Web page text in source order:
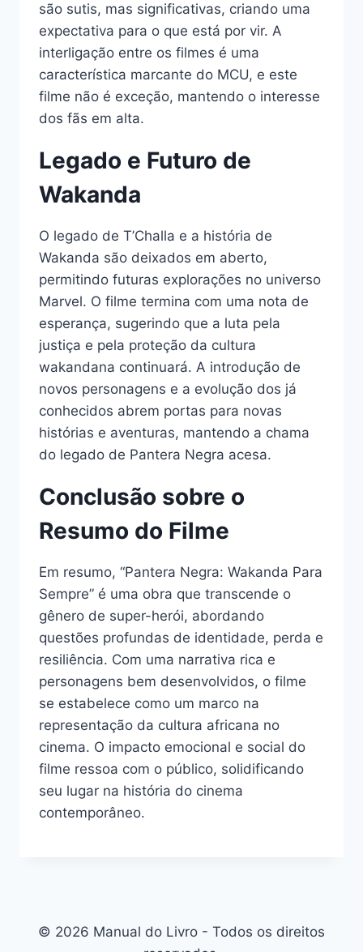
são sutis, mas significativas, criando uma
expectativa para o que está por vir. A
interligação entre os filmes é uma
característica marcante do MCU, e este
filme não é exceção, mantendo o interesse
dos fãs em alta.
Legado e Futuro de
Wakanda
O legado de T’Challa e a história de
Wakanda são deixados em aberto,
permitindo futuras explorações no universo
Marvel. O filme termina com uma nota de
esperança, sugerindo que a luta pela
justiça e pela proteção da cultura
wakandana continuará. A introdução de
novos personagens e a evolução dos já
conhecidos abrem portas para novas
histórias e aventuras, mantendo a chama
do legado de Pantera Negra acesa.
Conclusão sobre o
Resumo do Filme
Em resumo, “Pantera Negra: Wakanda Para
Sempre” é uma obra que transcende o
gênero de super-herói, abordando
questões profundas de identidade, perda e
resiliência. Com uma narrativa rica e
personagens bem desenvolvidos, o filme
se estabelece como um marco na
representação da cultura africana no
cinema. O impacto emocional e social do
filme ressoa com o público, solidificando
seu lugar na história do cinema
contemporâneo.
© 2026 Manual do Livro - Todos os direitos